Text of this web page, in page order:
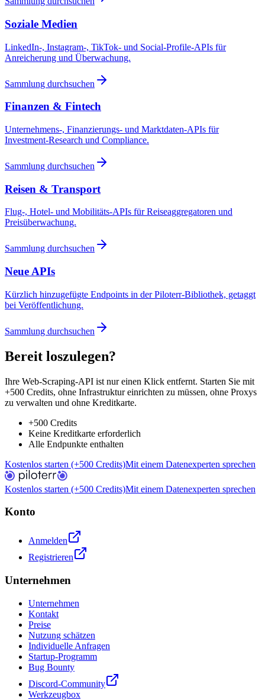
Soziale Medien
LinkedIn-, Instagram-, TikTok- und Social-Profile-APIs für
Anreicherung und Überwachung.
Sammlung durchsuchen
Finanzen & Fintech
Unternehmens-, Finanzierungs- und Marktdaten-APIs für
Investment-Research und Compliance.
Sammlung durchsuchen
Reisen & Transport
Flug-, Hotel- und Mobilitäts-APIs für Reiseaggregatoren und
Preisüberwachung.
Sammlung durchsuchen
Neue APIs
Kürzlich hinzugefügte Endpoints in der Piloterr-Bibliothek, getaggt
bei Veröffentlichung.
Sammlung durchsuchen
Bereit loszulegen?
Ihre Web-Scraping-API ist nur einen Klick entfernt. Starten Sie mit
+500 Credits, ohne Infrastruktur einrichten zu müssen, ohne Proxys
zu verwalten und ohne Kreditkarte.
+500 Credits
Keine Kreditkarte erforderlich
Alle Endpunkte enthalten
Kostenlos starten (+500 Credits)Mit einem Datenexperten sprechen
Kostenlos starten (+500 Credits)Mit einem Datenexperten sprechen
Konto
Anmelden
Registrieren
Unternehmen
Unternehmen
Kontakt
Preise
Nutzung schätzen
Individuelle Anfragen
Startup-Programm
Bug Bounty
Discord-Community
Werkzeugbox